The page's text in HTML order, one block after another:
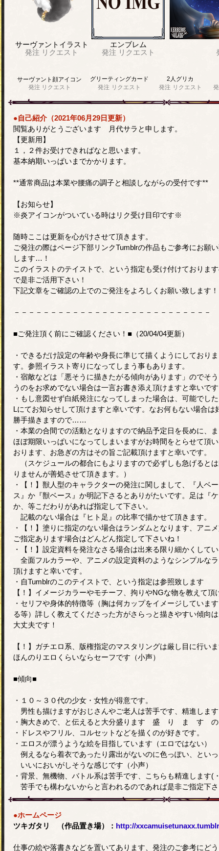
サーヴァントイラスト
発注 リクエスト
エンブレム
発注 リクエスト
サーヴァント顔アイコン
発注 リクエスト
グリーティングカード
発注 リクエスト
2人グリカ
発注 リクエスト
●自己紹介（2021年06月29日更新）
閲覧ありがとうございます 月代サラと申します。
【更新用】
１，２件お受けできればなと思います。
基本納期いっぱいまでかかります。
**通常商品は本業や腰痛の調子と相談しながらの受付です**
【お知らせ】
※炎アイコンがついている時はリク受け目印です※
随時ここは更新を心がけさせて頂きます。
ご発注の際はページ下部リンクTumblrの作品もご参考にお願
します…！
このイラストのテイストで、という指定も受け付けておりま
で是非ご活用下さい！
下記文章をご確認の上でのご発注をよろしくお願い致します！
－－－－－－－－－－－－－－－－－－－－－－－－－－－
■ご発注頂く前にご確認ください！■（20/04/04更新）
・できるだけ設定の年齢や身長に準じて描くようにしておりま
す。参照イラスト寄りになってしまう事もあります。
・宿敵などは「悪そうに描きたがる傾向があります」のでそ
うのをお求めでない場合は一言お書き添え頂けますと幸いで
・もし意図せず白紙発注になってしまった場合は、可能でし
Lにてお知らせして頂けますと幸いです。なお何もない場合は
勝手描きますので……
・本業の合間での活動となりますので納品予定日を長めに、
ほぼ期限いっぱいになってしまいますがお時間をとらせて頂
おります、お急ぎの方はその旨ご記載頂けますと幸いです。
（スケジュールの都合にもよりますので必ずしも急げると
りませんが善処させて頂きます。）
・【！】獣人型のキャラクターの発注に関しまして、『人ベー
ス』か『獣ベース』か明記下さるとありがたいです。足は『
か、等こだわりがあれば指定して下さい。
記載のない場合は『ヒト足』の比率で描かせて頂きます。
・【！】塗りに指定のない場合はランダムとなります、アニ
ご指定あります場合はどんどん指定して下さいね！
・【！】設定資料を発注なさる場合は出来る限り細かくして
全面フルカラーや、アニメの設定資料のようなシンプルな
頂けますと幸いです。
・自Tumblrのこのテイストで、という指定は参照致します
【！】イメージカラーやモチーフ、拘りやNGな物を教えて頂
・セリフや身体的特徴等（胸は何カップをイメージしていま
る等）詳しく教えてくださった方がさらっと描きやすい傾向
大丈夫です！
【！】ガチエロ系、版権指定のマスタリングは厳し目に行い
ほんのりエロくらいならセーフです（小声）
■傾向■
・１０～３０代の少女・女性が得意です。
男性も描けますがおじさんやご老人は苦手です、精進しま
・胸大きめで、と伝えると大分盛ります 盛 り ま す の
・ドレスやフリル、コルセットなどを描くのが好きです。
・エロスが漂うような絵を目指しています（エロではない）
例えるなら着衣であったり露出がないのに色っぽい、とい
いいにおいがしそうな感じです（小声）
・背景、無機物、バトル系は苦手です、こちらも精進します(
苦手でも構わないからと言われるのであれば是非ご指定下
●ホームページ
ツキガタリ （作品置き場）： http://
仕事の絵や落書きなどを置いてあります、発注のご参考にど